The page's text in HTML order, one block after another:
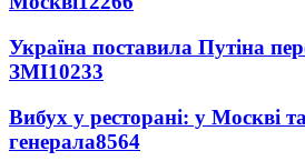
Україна поставила Путіна
ЗМІ10233
Вибух у ресторані: у Москві
генерала8564